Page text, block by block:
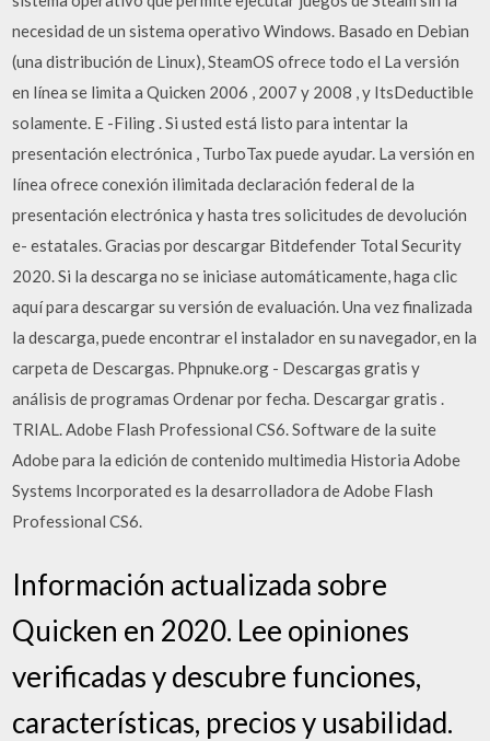
necesidad de un sistema operativo Windows. Basado en Debian
(una distribución de Linux), SteamOS ofrece todo el La versión
en línea se limita a Quicken 2006 , 2007 y 2008 , y ItsDeductible
solamente. E -Filing . Si usted está listo para intentar la
presentación electrónica , TurboTax puede ayudar. La versión en
línea ofrece conexión ilimitada declaración federal de la
presentación electrónica y hasta tres solicitudes de devolución
e- estatales. Gracias por descargar Bitdefender Total Security
2020. Si la descarga no se iniciase automáticamente, haga clic
aquí para descargar su versión de evaluación. Una vez finalizada
la descarga, puede encontrar el instalador en su navegador, en la
carpeta de Descargas. Phpnuke.org - Descargas gratis y
análisis de programas Ordenar por fecha. Descargar gratis .
TRIAL. Adobe Flash Professional CS6. Software de la suite
Adobe para la edición de contenido multimedia Historia Adobe
Systems Incorporated es la desarrolladora de Adobe Flash
Professional CS6.
Información actualizada sobre
Quicken en 2020. Lee opiniones
verificadas y descubre funciones,
características, precios y usabilidad.